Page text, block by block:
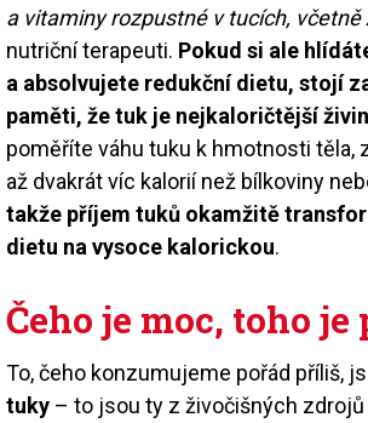
a vitaminy rozpustné v tucích, včetně
nutriční terapeuti. Pokud si ale
a absolvujete redukční dietu, stojí
paměti, že tuk je nejkaloričtější
poměříte váhu tuku k hmotnosti těla,
až dvakrát víc kalorií než bílkoviny
takže příjem tuků okamžitě
dietu na vysoce kalorickou.
Čeho je moc, toho
To, čeho konzumujeme pořád příliš,
tuky – to jsou ty z živočišných